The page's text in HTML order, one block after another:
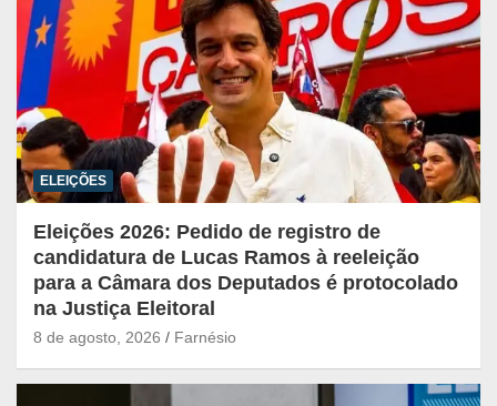
ELEIÇÕES
Eleições 2026: Pedido de registro de
candidatura de Lucas Ramos à reeleição
para a Câmara dos Deputados é protocolado
na Justiça Eleitoral
8 de agosto, 2026 Farnésio